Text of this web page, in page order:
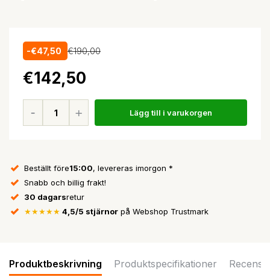
-€47,50 €190,00
€142,50
Lägg till i varukorgen
Beställt före15:00, levereras imorgon *
Snabb och billig frakt!
30 dagarsretur
★★★★★ 4,5/5 stjärnor på Webshop Trustmark
Produktbeskrivning Produktspecifikationer